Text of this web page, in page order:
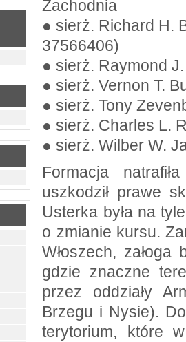
Zachodnia
● sierż. Richard H.
37566406)
● sierż. Raymond
● sierż. Vernon T.
● sierż. Tony
● sierż. Charles L.
● sierż. Wilber W.
Formacja
uszkodził prawe
Usterka była na
o zmianie kursu.
Włoszech,
gdzie znaczne
przez oddziały
Brzegu i Nysie).
terytorium, które